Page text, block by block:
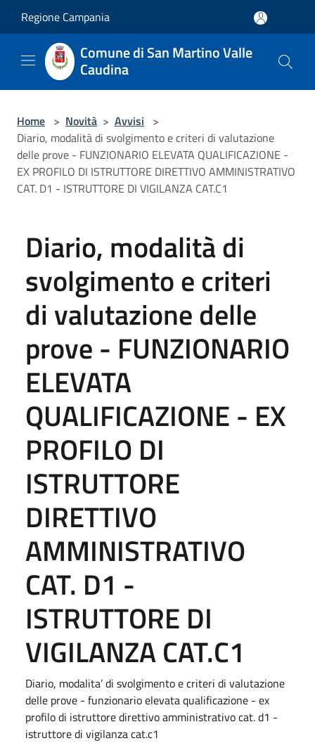
Regione Campania
Comune di San Martino Valle
Caudina
Home > Novità > Avvisi >
Diario, modalità di svolgimento e criteri di valutazione
delle prove - FUNZIONARIO ELEVATA QUALIFICAZIONE -
EX PROFILO DI ISTRUTTORE DIRETTIVO AMMINISTRATIVO
CAT. D1 - ISTRUTTORE DI VIGILANZA CAT.C1
Diario, modalità di
svolgimento e criteri
di valutazione delle
prove - FUNZIONARIO
ELEVATA
QUALIFICAZIONE - EX
PROFILO DI
ISTRUTTORE
DIRETTIVO
AMMINISTRATIVO
CAT. D1 -
ISTRUTTORE DI
VIGILANZA CAT.C1
Diario, modalita’ di svolgimento e criteri di valutazione
delle prove - funzionario elevata qualificazione - ex
profilo di istruttore direttivo amministrativo cat. d1 -
istruttore di vigilanza cat.c1